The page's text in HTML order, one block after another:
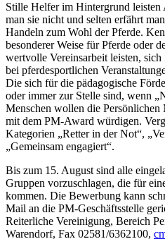
Stille Helfer im Hintergrund leisten
man sie nicht und selten erfährt
Handeln zum Wohl der Pferde.
besonderer Weise für Pferde oder
wertvolle Vereinsarbeit leisten,
bei pferdesportlichen
Die sich für die pädagogische
oder immer zur Stelle sind, wenn
Menschen wollen die
mit dem PM-Award würdigen.
Kategorien „Retter in der Not“,
„Gemeinsam engagiert“.
Bis zum 15. August sind alle
Gruppen vorzuschlagen, die für
kommen. Die Bewerbung kann
Mail an die PM-Geschäftsstelle
Reiterliche Vereinigung, Bereich
Warendorf, Fax 02581/6362100,